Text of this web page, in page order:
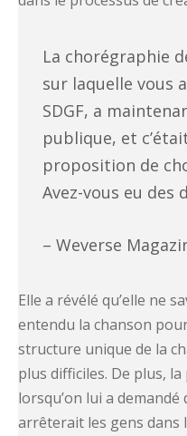
La chorégraphie
sur laquelle vous
SDGF, a
publique, et
proposition de
Avez-vous eu des
– Weverse
Elle a révélé qu’elle ne
entendu la chanson
structure unique de la
plus difficiles. De plus, la
lorsqu’on lui a
arrêterait les gens dans